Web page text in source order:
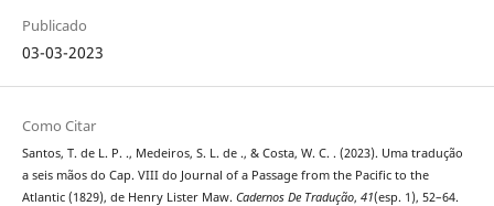
Publicado
03-03-2023
Como Citar
Santos, T. de L. P. ., Medeiros, S. L. de ., & Costa, W. C. . (2023). Uma tradução
a seis mãos do Cap. VIII do Journal of a Passage from the Pacific to the
Atlantic (1829), de Henry Lister Maw. Cadernos De Tradução, 41(esp. 1), 52–64.